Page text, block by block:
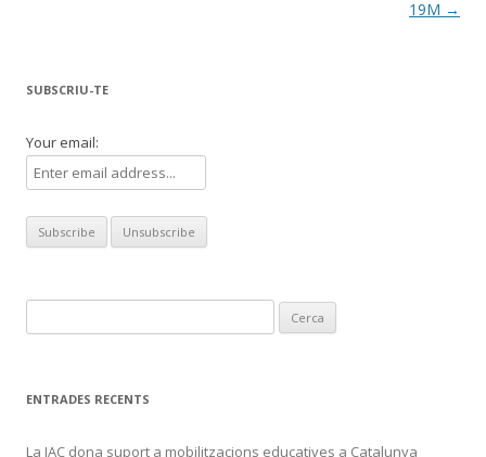
19M →
SUBSCRIU-TE
Your email:
ENTRADES RECENTS
La IAC dona suport a mobilitzacions educatives a Catalunya